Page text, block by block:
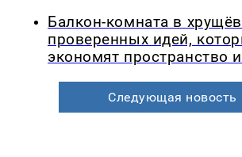
Балкон-комната в
проверенных идей,
экономят пространство
Следующая новость